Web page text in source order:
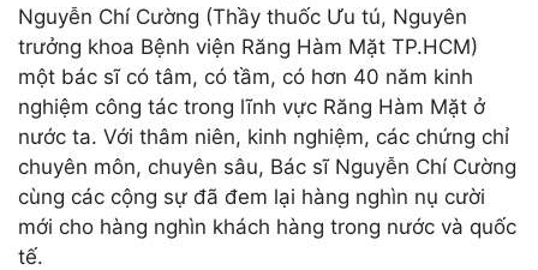
Nguyễn Chí Cường (Thầy thuốc Ưu tú, Nguyên
trưởng khoa Bệnh viện Răng Hàm Mặt TP.HCM)
một bác sĩ có tâm, có tầm, có hơn 40 năm kinh
nghiệm công tác trong lĩnh vực Răng Hàm Mặt ở
nước ta. Với thâm niên, kinh nghiệm, các chứng chỉ
chuyên môn, chuyên sâu, Bác sĩ Nguyễn Chí Cường
cùng các cộng sự đã đem lại hàng nghìn nụ cười
mới cho hàng nghìn khách hàng trong nước và quốc
tế.